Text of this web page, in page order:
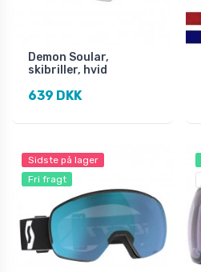
Demon Soular,
skibriller, hvid
639 DKK
Sidste på lager
Fri fragt